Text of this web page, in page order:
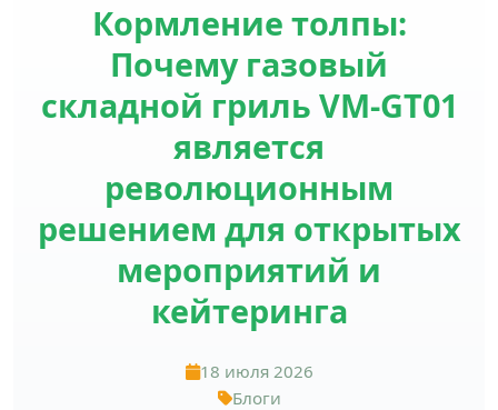
Кормление толпы:
Почему газовый
складной гриль VM-GT01
является
революционным
решением для открытых
мероприятий и
кейтеринга
18 июля 2026
Блоги